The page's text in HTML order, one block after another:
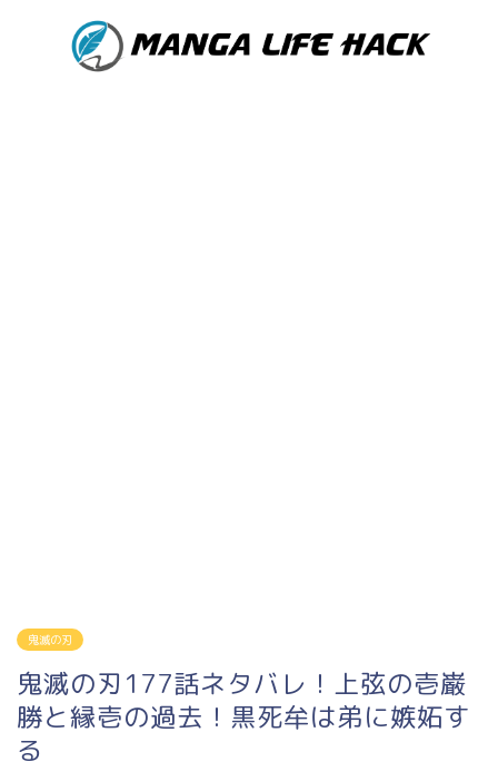
鬼滅の刃
鬼滅の刃177話ネタバレ！上弦の壱巌
勝と縁壱の過去！黒死牟は弟に嫉妬す
る